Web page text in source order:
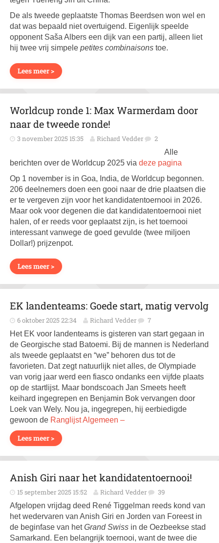
De als tweede geplaatste Thomas Beerdsen won wel en
dat was bepaald niet overtuigend. Eigenlijk speelde
opponent Saša Albers een dijk van een partij, alleen liet
hij twee vrij simpele petites combinaisons toe.
Lees meer >
Worldcup ronde 1: Max Warmerdam door
naar de tweede ronde!
3 november 2025 15:35 Richard Vedder 2
Alle
berichten over de Worldcup 2025 via deze pagina
Op 1 november is in Goa, India, de Worldcup begonnen.
206 deelnemers doen een gooi naar de drie plaatsen die
er te vergeven zijn voor het kandidatentoernooi in 2026.
Maar ook voor degenen die dat kandidatentoernooi niet
halen, of er reeds voor geplaatst zijn, is het toernooi
interessant vanwege de goed gevulde (twee miljoen
Dollar!) prijzenpot.
Lees meer >
EK landenteams: Goede start, matig vervolg
6 oktober 2025 22:34 Richard Vedder 7
Het EK voor landenteams is gisteren van start gegaan in
de Georgische stad Batoemi. Bij de mannen is Nederland
als tweede geplaatst en “we” behoren dus tot de
favorieten. Dat zegt natuurlijk niet alles, de Olympiade
van vorig jaar werd een fiasco ondanks een vijfde plaats
op de startlijst. Maar bondscoach Jan Smeets heeft
keihard ingegrepen en Benjamin Bok vervangen door
Loek van Wely. Nou ja, ingegrepen, hij eerbiedigde
gewoon de Ranglijst Algemeen –
Lees meer >
Anish Giri naar het kandidatentoernooi!
15 september 2025 15:52 Richard Vedder 39
Afgelopen vrijdag deed René Tiggelman reeds kond van
het wedervaren van Anish Giri en Jorden van Foreest in
de beginfase van hetGrand Swiss in de Oezbeekse stad
Samarkand. Een belangrijk toernooi, want de twee die